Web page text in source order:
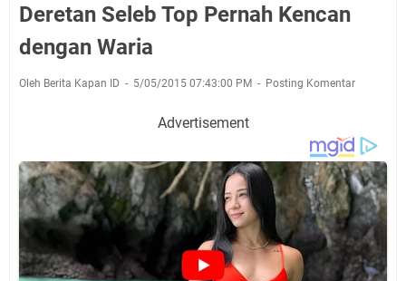
Deretan Seleb Top Pernah Kencan
dengan Waria
Oleh Berita Kapan ID 5/05/2015 07:43:00 PM Posting Komentar
Advertisement